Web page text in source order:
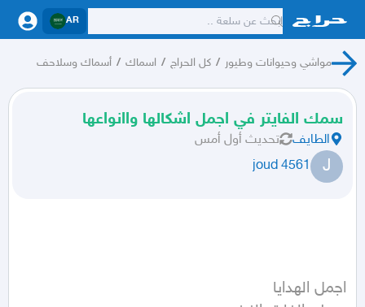
AR
مواشي وحيوانات وطيور / كل الحراج / اسماك / أسماك وسلاحف
سمك الفايتر في اجمل اشكالها واانواعها
الطايف تحديث أول أمس
J
joud 4561